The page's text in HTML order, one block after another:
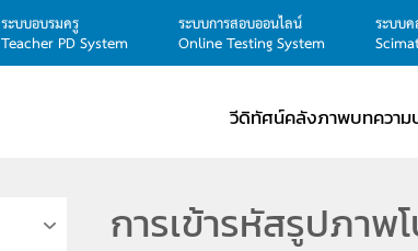
ระบบอบรมครู
Teacher PD System
ระบบการสอบออนไลน์
Online Testing System
ระบบ
วีดิทัศน์คลังภาพบทความ
การเข้ารหัสรูปภา